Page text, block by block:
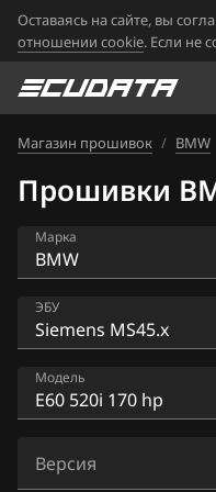
Оставаясь на сайте, вы
отношении cookie. Если не
Магазин прошивок / BMW
Прошивки
Марка
Acura
Alfa Romeo
ATLAS
BAIC
ЭБУ
Bosch EDC16CP35
Bosch EDC17C41
Bosch EDC17C50
Модель
E46 2.5si 184hp
Версия